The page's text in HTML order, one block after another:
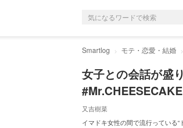
Smartlog モテ・恋愛・結婚
女子との会話が盛
又吉樹菜
イマドキ女性の間で流行っている